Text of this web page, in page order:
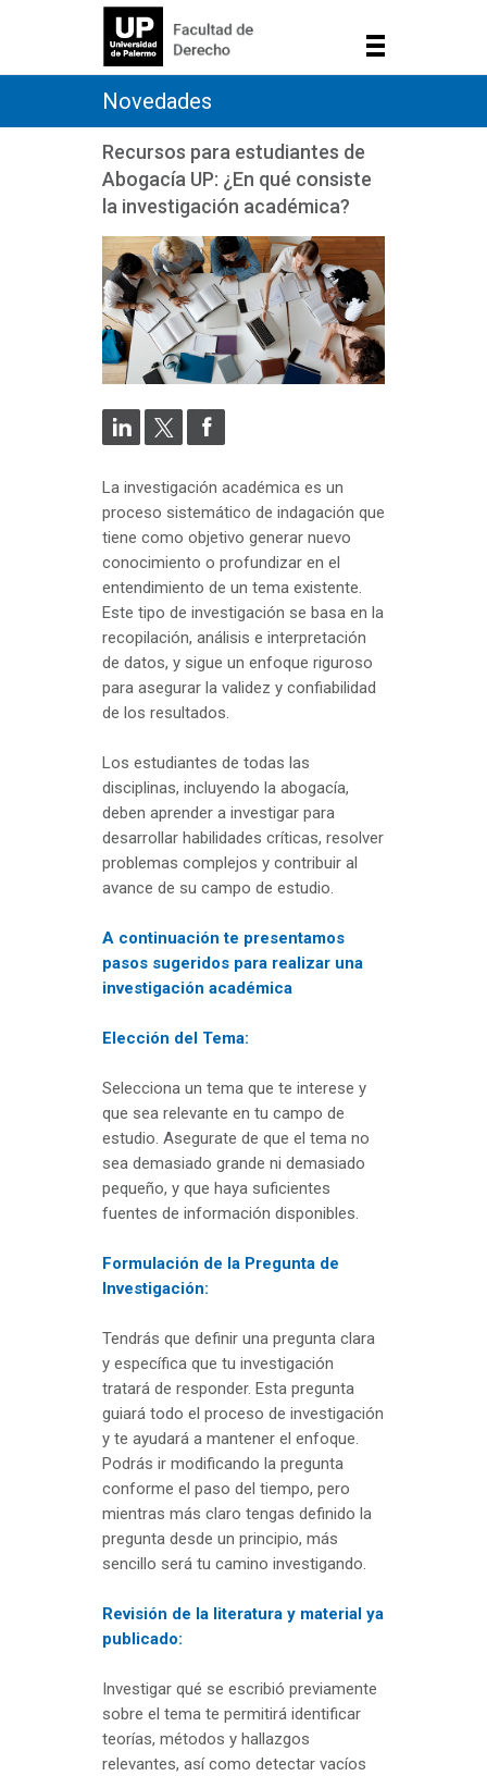
Novedades
Recursos para estudiantes de
Abogacía UP: ¿En qué consiste
la investigación académica?
La investigación académica es un
proceso sistemático de indagación que
tiene como objetivo generar nuevo
conocimiento o profundizar en el
entendimiento de un tema existente.
Este tipo de investigación se basa en la
recopilación, análisis e interpretación
de datos, y sigue un enfoque riguroso
para asegurar la validez y confiabilidad
de los resultados.
Los estudiantes de todas las
disciplinas, incluyendo la abogacía,
deben aprender a investigar para
desarrollar habilidades críticas, resolver
problemas complejos y contribuir al
avance de su campo de estudio.
A continuación te presentamos
pasos sugeridos para realizar una
investigación académica
Elección del Tema:
Selecciona un tema que te interese y
que sea relevante en tu campo de
estudio. Asegurate de que el tema no
sea demasiado grande ni demasiado
pequeño, y que haya suficientes
fuentes de información disponibles.
Formulación de la Pregunta de
Investigación:
Tendrás que definir una pregunta clara
y específica que tu investigación
tratará de responder. Esta pregunta
guiará todo el proceso de investigación
y te ayudará a mantener el enfoque.
Podrás ir modificando la pregunta
conforme el paso del tiempo, pero
mientras más claro tengas definido la
pregunta desde un principio, más
sencillo será tu camino investigando.
Revisión de la literatura y material ya
publicado:
Investigar qué se escribió previamente
sobre el tema te permitirá identificar
teorías, métodos y hallazgos
relevantes, así como detectar vacíos